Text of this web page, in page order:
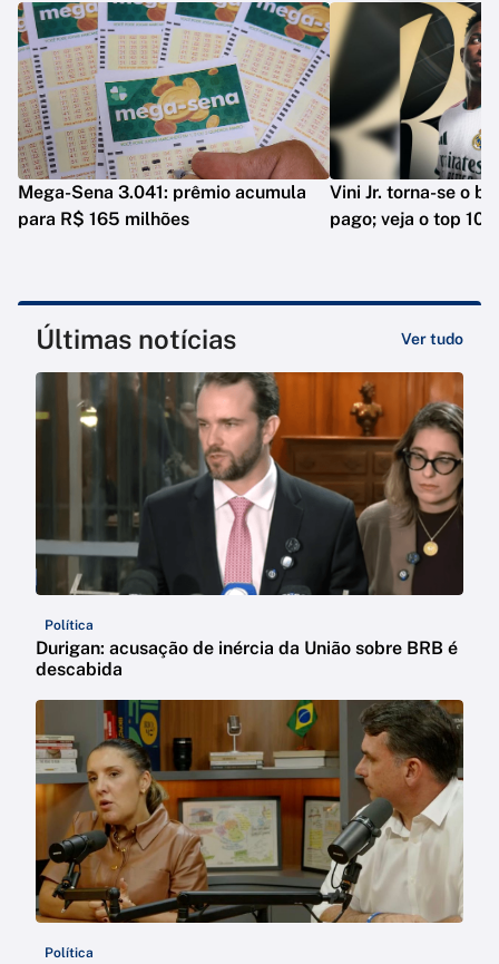
Mega-Sena 3.041: prêmio acumula
para R$ 165 milhões
Vini Jr. torna-se o
pago; veja o top 10
Últimas notícias Ver tudo
Política
Durigan: acusação de inércia da União sobre BRB é
descabida
Política